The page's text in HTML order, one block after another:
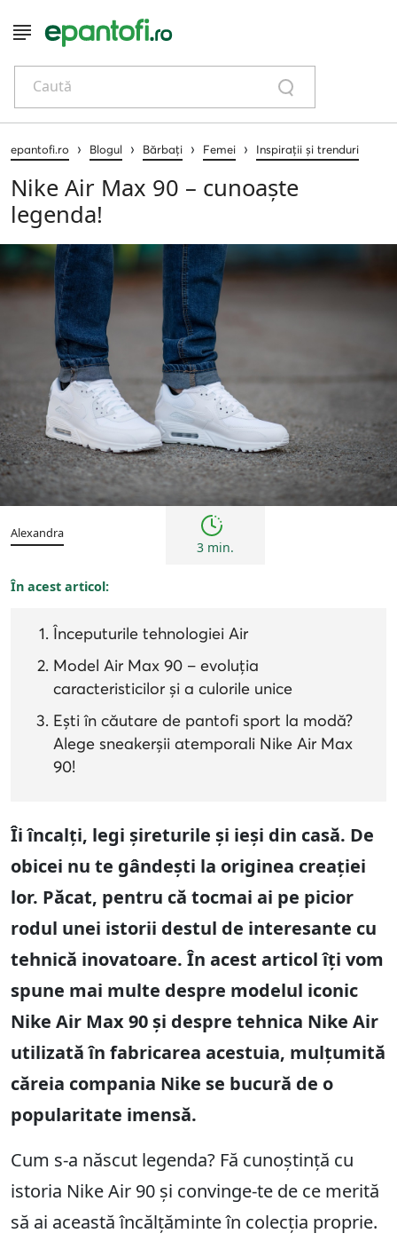
Caută
epantofi.ro › Blogul › Bărbați › Femei › Inspirații și trenduri
Nike Air Max 90 – cunoaște
legenda!
Bărbați Femei Inspirații și trenduri
Alexandra
3 min.
În acest articol:
Începuturile tehnologiei Air
Model Air Max 90 – evoluția
caracteristicilor și a culorile unice
Ești în căutare de pantofi sport la modă?
Alege sneakerșii atemporali Nike Air Max
90!
Îi încalți, legi șireturile și ieși din casă. De
obicei nu te gândești la originea creației
lor. Păcat, pentru că tocmai ai pe picior
rodul unei istorii destul de interesante cu
tehnică inovatoare. În acest articol îți vom
spune mai multe despre modelul iconic
Nike Air Max 90 și despre tehnica Nike Air
utilizată în fabricarea acestuia, mulțumită
căreia compania Nike se bucură de o
popularitate imensă.
Cum s-a născut legenda? Fă cunoștință cu
istoria Nike Air 90 și convinge-te de ce merită
să ai această încălțăminte în colecția proprie.